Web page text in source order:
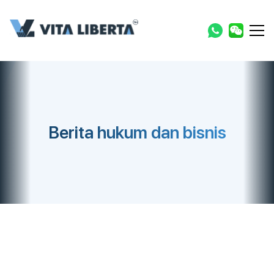
Berita hukum dan bisnis